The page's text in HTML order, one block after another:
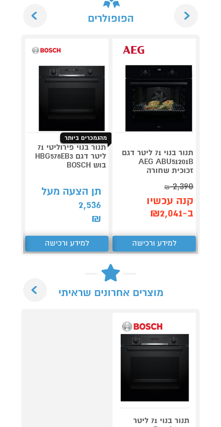
הפופולרים
תנור בנוי 71 ליטר דגם
AEG ABU51201B
זכוכית שחורה
2,390
₪
קנה עכשיו
ב-₪2,041
למידע ורכישה
מהנמכרים ביותר
תנור בנוי פירוליטי 71
ליטר דגם HBG578EB3
בוש BOSCH
תן הצעה מעל
2,536
₪
למידע ורכישה
מוצרים אחרונים שראיתי
תנור בנוי 71 ליטר